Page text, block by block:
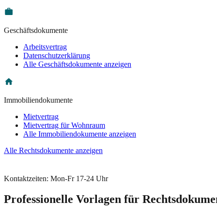
Geschäftsdokumente
Arbeitsvertrag
Datenschutzerklärung
Alle Geschäftsdokumente anzeigen
Immobiliendokumente
Mietvertrag
Mietvertrag für Wohnraum
Alle Immobiliendokumente anzeigen
Alle Rechtsdokumente anzeigen
Kontaktzeiten: Mon-Fr 17-24 Uhr
Professionelle Vorlagen für